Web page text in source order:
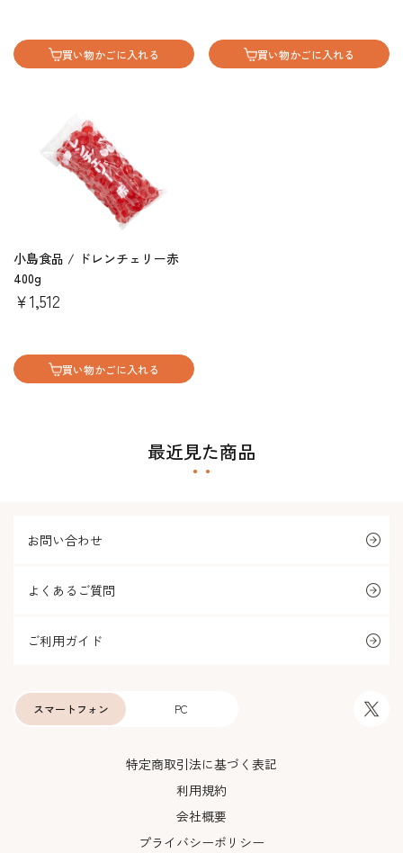
買い物かごに入れる 買い物かごに入れる
小島食品 / ドレンチェリー赤
400g
￥1,512
買い物かごに入れる
最近見た商品
お問い合わせ
よくあるご質問
ご利用ガイド
PC
スマートフォン
特定商取引法に基づく表記
利用規約
会社概要
プライバシーポリシー